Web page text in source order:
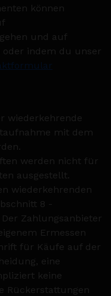
können
gehen und auf
oder indem du unser
wiederkehrende
mit dem
werden nicht für
ausgestellt.
wiederkehrenden
8 -
Zahlungsanbieter
Ermessen
für Käufe auf der
eine
keine
Rückerstattungen